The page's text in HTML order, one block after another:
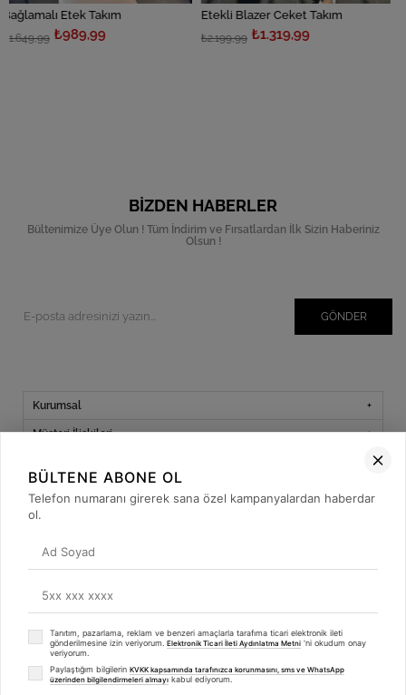
Takım Etekli Blazer Ceket Takım
₺1.319,99
BIZDEN HABERLER
Bültenimize Üye Olun ! Tüm İndirim ve Fırsatlardan İlk Sizin Haberiniz
Olsun !
GÖNDER
Kurumsal
Müşteri İlişkileri
Sosyal Medya
© 2019betulbabacan.com- Tüm Hakları Saklıdır.
BÜLTENE ABONE OL
Telefon numaranı girerek sana özel kampanyalardan haberdar
ol.
Tanıtım, pazarlama, reklam ve benzeri amaçlarla tarafıma ticari elektronik ileti
gönderilmesine izin veriyorum. Elektronik Ticari İleti Aydınlatma Metni 'ni okudum onay
veriyorum.
Paylaştığım bilgilerin KVKK kapsamında tarafınızca korunmasını, sms ve WhatsApp
üzerinden bilgilendirmeleri almayı kabul ediyorum.